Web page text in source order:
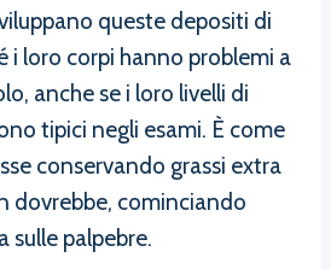
queste depositi di
i loro corpi hanno problemi a
anche se i loro livelli di
tipici negli esami. È come
conservando grassi extra
dovrebbe, cominciando
sulle palpebre.